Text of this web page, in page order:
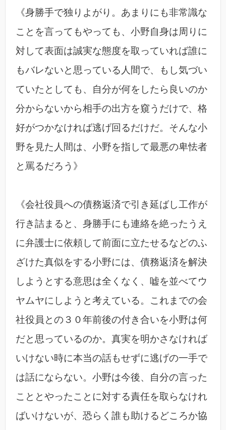
《身勝手で独りよがり。あまりにも非常識な
ことを言ってもやっても、小野自身は周りに
対して表面は誠実な態度を取っていれば誰に
もバレないと思っている人間で、もし気づい
ていたとしても、自分が何をしたら良いのか
分からないから相手の出方を窺うだけで、格
好がつかなければ逃げ回るだけだ。そんな小
野を見た人間は、小野を指して最悪の卑怯者
と罵るだろう》
《会社役員への債務返済で引き延ばし工作が
行き詰まると、身勝手にも連絡を絶ったうえ
に弁護士に依頼して前面に立たせるなどのふ
ざけた真似をする小野には、債務返済を解決
しようとする意思は全くなく、嘘を並べてウ
ヤムヤにしようと考えている。これまでの会
社役員との３０年前後の付き合いを小野は何
だと思っているのか。真実を明かさなければ
いけない時に本当の話もせずに逃げの一手で
は話にならない。小野は今後、自分の言った
こととやったことに対する責任を取らなけれ
ばいけないが、恐らく誰も助けるどころか協